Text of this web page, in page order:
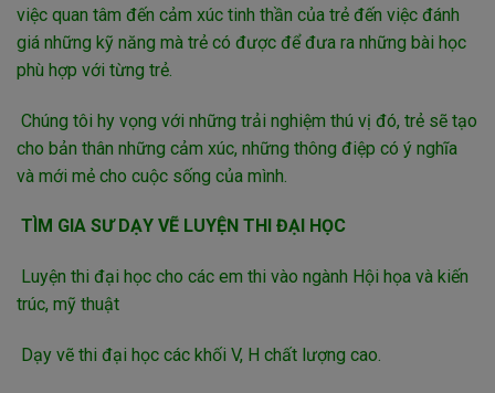
việc quan tâm đến cảm xúc tinh thần của trẻ đến việc đánh
giá những kỹ năng mà trẻ có được để đưa ra những bài học
phù hợp với từng trẻ.
Chúng tôi hy vọng với những trải nghiệm thú vị đó, trẻ sẽ tạo
cho bản thân những cảm xúc, những thông điệp có ý nghĩa
và mới mẻ cho cuộc sống của mình.
TÌM GIA SƯ DẠY VẼ LUYỆN THI ĐẠI HỌC
Luyện thi đại học cho các em thi vào ngành Hội họa và kiến
trúc, mỹ thuật
Dạy vẽ thi đại học các khối V, H chất lượng cao.